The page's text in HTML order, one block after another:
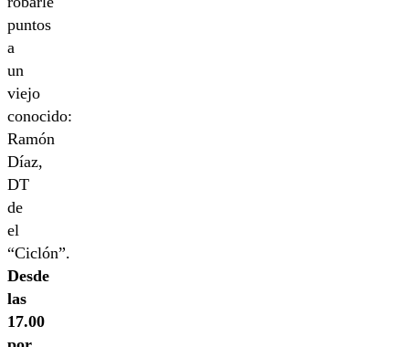
puntos
a
un
viejo
conocido:
Ramón
Díaz,
DT
de
el
“Ciclón”.
Desde
las
17.00